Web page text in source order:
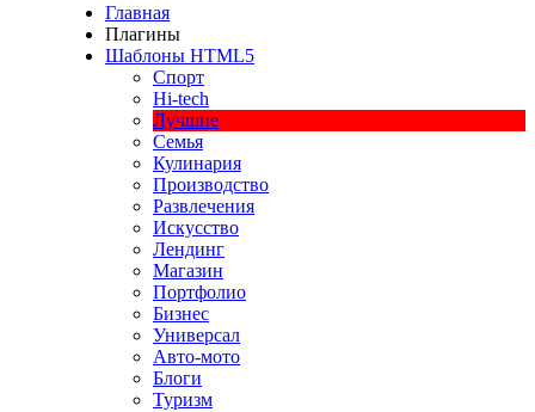
Главная
Плагины
Шаблоны HTML5
Спорт
Hi-tech
Лучшие
Семья
Кулинария
Производство
Развлечения
Искусство
Лендинг
Магазин
Портфолио
Бизнес
Универсал
Авто-мото
Блоги
Туризм